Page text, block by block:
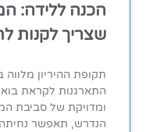
הכנה ללידה:
שצריך לקנות
תקופת ההיריון
התארגנות לקראת
ומדויקת של סביבת
הנדרש, תאפשר